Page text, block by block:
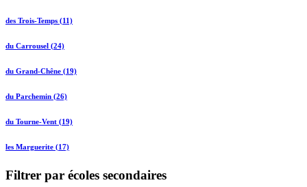
des Trois-Temps (11)
du Carrousel (24)
du Grand-Chêne (19)
du Parchemin (26)
du Tourne-Vent (19)
les Marguerite (17)
Filtrer par écoles secondaires